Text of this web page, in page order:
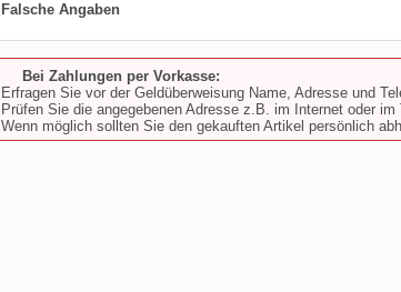
Falsche Angaben
Bei Zahlungen per Vorkasse:
Erfragen Sie vor der Geldüberweisung Name, Adresse und
Prüfen Sie die angegebenen Adresse z.B. im Internet oder im
Wenn möglich sollten Sie den gekauften Artikel persönlich